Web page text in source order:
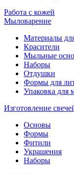
Работа с кожей
Мыловарение
Материалы
Красители
Мыльные
Наборы
Отдушки
Формы для
Упаковка для
Изготовление
Основы
Формы
Фитили
Украшения
Наборы